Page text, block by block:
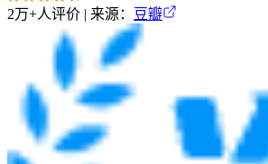
2万+人评价 | 来源： 豆瓣